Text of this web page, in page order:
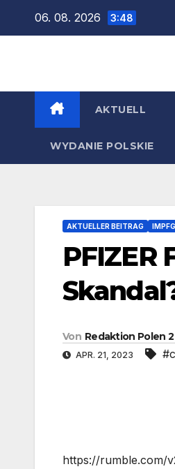
06. 08. 2026 3:48
AKTUELL
WYDANIE POLSKIE
AKTUELLER BEITRAG
PFIZER
Von Redaktion Polen 2
APR. 21, 2023
https://rumble.com/